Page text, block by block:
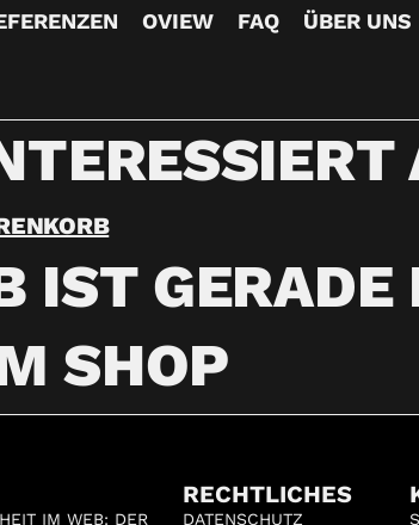
OVIEW FAQ ÜBER UNS
IST GERADE
SHOP
IM WEB: DER
RECHTLICHES
DATENSCHUTZ